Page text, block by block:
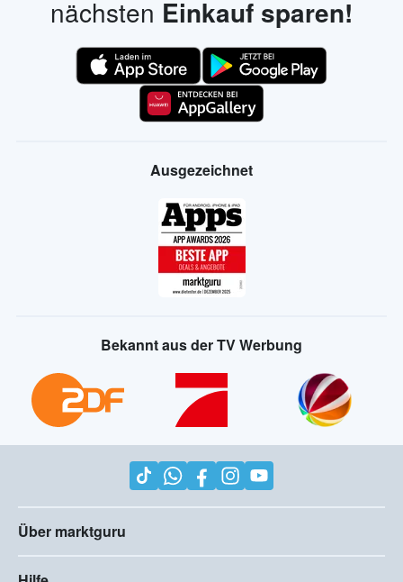
nächsten Einkauf sparen!
Ausgezeichnet
Bekannt aus der TV Werbung
Über marktguru